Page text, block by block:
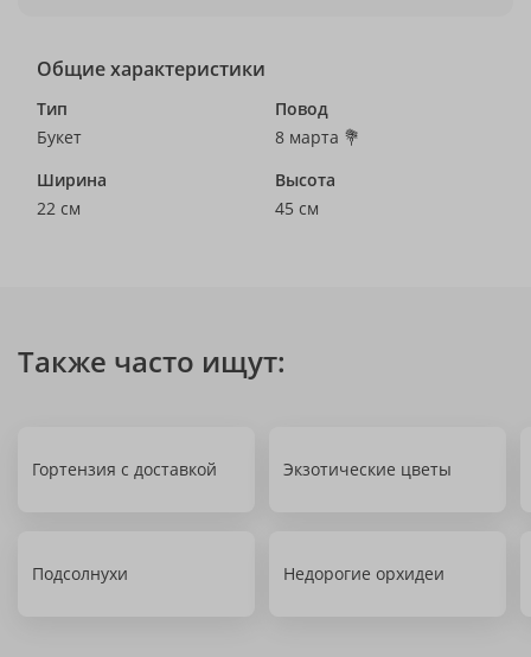
Общие характеристики
Тип
Букет
Повод
8 марта 💐
Ширина
22 см
Высота
45 см
Также часто ищут:
Гортензия с доставкой Экзотические цветы
Подсолнухи Недорогие орхидеи